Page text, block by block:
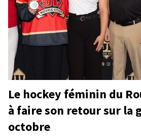
Le hockey féminin du
à faire son retour sur la
octobre